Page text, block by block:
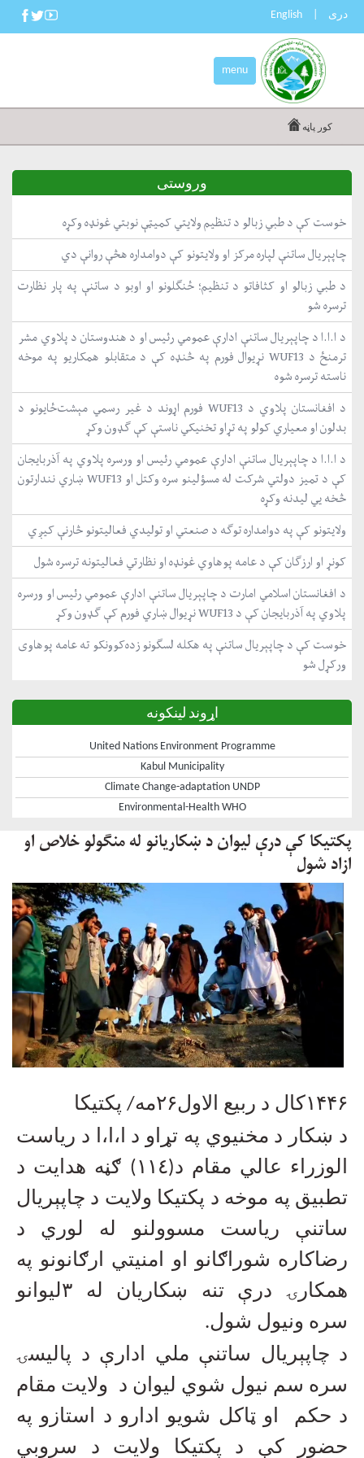
English دری
menu
کور پاڼه
وروستی
خوست کې د طبي زبالو د تنظیم ولایتي کمیټې نوبتي غونډه وکړه
چاپېریال ساتنې لپاره مرکز او ولایتونو کې دوامداره هڅې روانې دي
د طبي زبالو او کثافاتو د تنظیم؛ ځنګلونو او اوبو د ساتنې په پار نظارت
ترسره شو
د ا.ا.ا د چاپېریال ساتنې ادارې عمومي رئیس او د هندوستان د پلاوي مشر
ترمنځ د WUF13 نړیوال فورم په څنډه کې د متقابلو همکاریو په موخه
ناسته ترسره شوه
د افغانستان پلاوي د WUF13 فورم اړوند د غیر رسمي مېشت‌ځایونو د
بدلون او معیاري کولو په تړاو تخنیکي ناستې کې ګډون وکړ
د ا.ا.ا د چاپېریال ساتنې ادارې عمومي رئیس او ورسره پلاوي په آذربایجان
کې د تمیز دولتي شرکت له مسؤلینو سره وکتل او WUF13 ښاري نندارتون
څخه یي لیدنه وکړه
ولایتونو کې په دوامداره توګه د صنعتي او تولیدي فعالیتونو څارنې کیږي
کونړ او ارزګان کې د عامه پوهاوي غونډه او نظارتي فعالیتونه ترسره شول
د افغانستان اسلامي امارت د چاپېریال ساتنې ادارې عمومي رئیس او ورسره
پلاوي په آذربایجان کې د WUF13 نړیوال ښاري فورم کې ګډون وکړ
خوست کې د چاپېریال ساتنې په هکله لسګونو زده‌کوونکو ته عامه پوهاوی
ورکړل شو
اړوند لینکونه
United Nations Environment Programme
Kabul Municipality
Climate Change-adaptation UNDP
Environmental-Health WHO
پکتیکا کې درې لیوان د ښکاریانو له منګولو خلاص او
ازاد شول
۱۴۴۶کال د ربیع الاول۲۶مه/ پکتیکا
د ښکار د مخنیوي په تړاو د ا،ا،ا د ریاست
الوزراء عالي مقام د(١١٤) ګڼه هدایت د
تطبیق په موخه د پکتیکا ولایت د چاپېریال
ساتنې ریاست مسوولنو له لوري د
رضاکاره شوراګانو او امنیتي ارګانونو په
همکارۍ درې تنه ښکاریان له ۳لیوانو
سره ونیول شول.
د چاپېریال ساتنې ملي ادارې د پالیسۍ
سره سم نیول شوي لیوان د ولایت مقام
د حکم او ټاکل شویو ادارو د استازو په
حضور کې د پکتیکا ولایت د سروبي